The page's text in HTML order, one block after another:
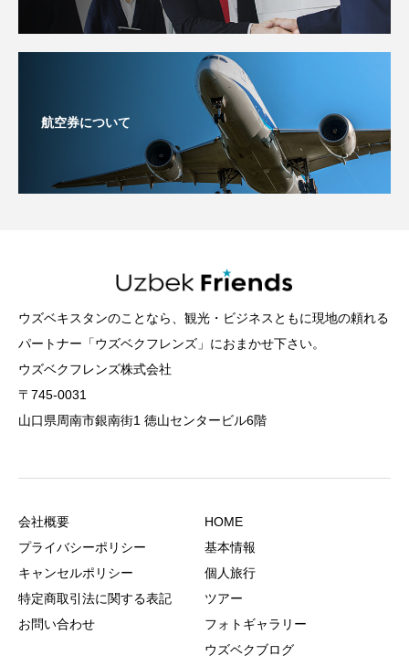
航空券について
ウズベキスタンのことなら、観光・ビジネスともに現地の頼れる
パートナー「ウズベクフレンズ」におまかせ下さい。
ウズベクフレンズ株式会社
〒745-0031
山口県周南市銀南街1 徳山センタービル6階
会社概要
プライバシーポリシー
キャンセルポリシー
特定商取引法に関する表記
お問い合わせ
HOME
基本情報
個人旅行
ツアー
フォトギャラリー
ウズベクブログ